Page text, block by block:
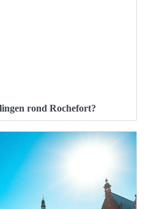
rond Rochefort?